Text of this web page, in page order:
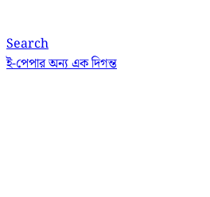
Search
ই-পেপারঅন্য এক দিগন্ত